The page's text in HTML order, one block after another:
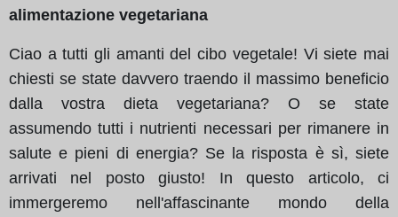
alimentazione vegetariana
Ciao a tutti gli amanti del cibo vegetale! Vi siete mai
chiesti se state davvero traendo il massimo beneficio
dalla vostra dieta vegetariana? O se state
assumendo tutti i nutrienti necessari per rimanere in
salute e pieni di energia? Se la risposta è sì, siete
arrivati nel posto giusto! In questo articolo, ci
immergeremo nell'affascinante mondo della